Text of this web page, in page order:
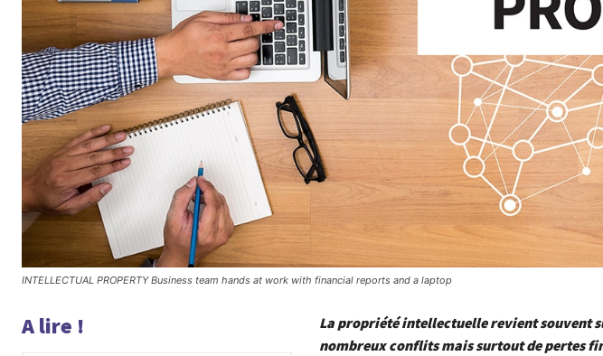
INTELLECTUAL PROPERTY Business team hands at work with financial reports and a laptop
A lire !
La propriété intellectuelle revient souvent
nombreux conflits mais surtout de pertes